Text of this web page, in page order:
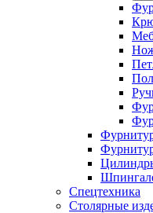
Спецтехника
Столярные